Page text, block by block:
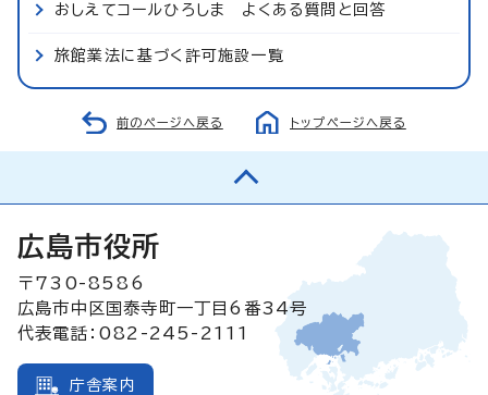
おしえてコールひろしま よくある質問と回答
旅館業法に基づく許可施設一覧
前のページへ戻る トップページへ戻る
広島市役所
〒730-8586
広島市中区国泰寺町一丁目6番34号
代表電話：082-245-2111
庁舎案内